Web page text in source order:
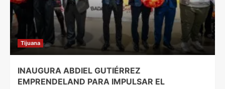
Tijuana
INAUGURA ABDIEL GUTIÉRREZ
EMPRENDELAND PARA IMPULSAR EL